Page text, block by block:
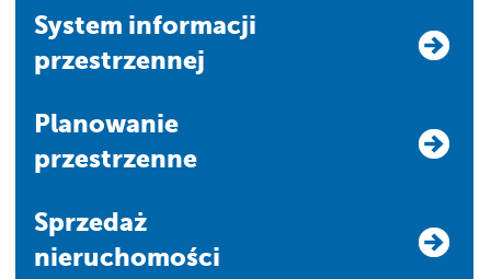
system informacji
przestrzennej
Planowanie
przestrzenne
Sprzedaż
nieruchomości